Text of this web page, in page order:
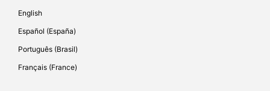
English
Español (España)
Português (Brasil)
Français (France)